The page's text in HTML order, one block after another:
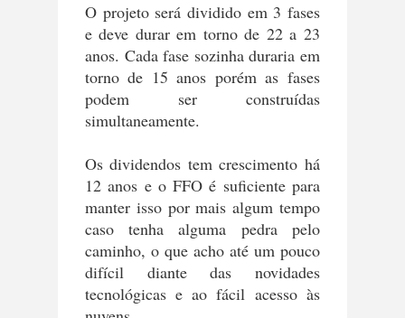
O projeto será dividido em 3 fases
e deve durar em torno de 22 a 23
anos. Cada fase sozinha duraria em
torno de 15 anos porém as fases
podem ser construídas
simultaneamente.
Os dividendos tem crescimento há
12 anos e o FFO é suficiente para
manter isso por mais algum tempo
caso tenha alguma pedra pelo
caminho, o que acho até um pouco
difícil diante das novidades
tecnológicas e ao fácil acesso às